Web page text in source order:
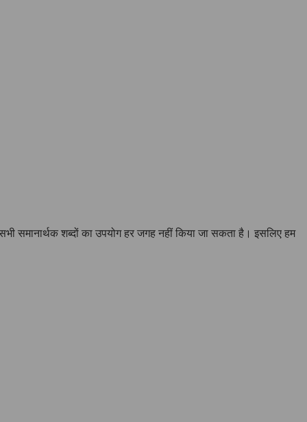
समानार्थक शब्दों का उपयोग हर जगह नहीं किया जा सकता है। इसलिए हम